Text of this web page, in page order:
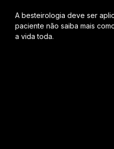
A besteirologia deve ser
paciente não saiba mais
a vida toda.